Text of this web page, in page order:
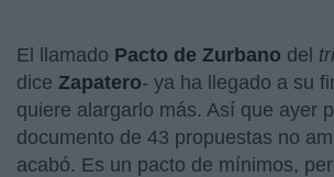
El llamado Pacto de Zurbano del
dice Zapatero- ya ha llegado a su
quiere alargarlo más. Así que ayer
documento de 43 propuestas no
acabó. Es un pacto de mínimos,